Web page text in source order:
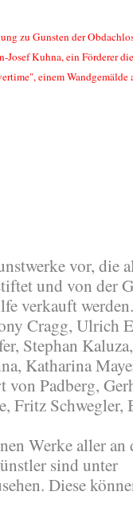
zu Gunsten der
Josef Kuhna, ein Förderer
einem Wandgemälde
vor, die
und von der
verkauft werden.
Cragg, Ulrich
Stephan
Katharina
Padberg,
Fritz Schwegler,
Werke aller an
sind unter
Diese